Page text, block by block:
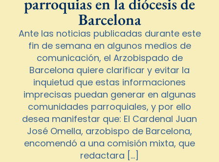
Barcelona
Ante las noticias publicadas durante este
fin de semana en algunos medios de
comunicación, el Arzobispado de
Barcelona quiere clarificar y evitar la
inquietud que estas informaciones
imprecisas puedan generar en algunas
comunidades parroquiales, y por ello
desea manifestar que: El Cardenal Juan
José Omella, arzobispo de Barcelona,
encomendó a una comisión mixta, que
redactara […]